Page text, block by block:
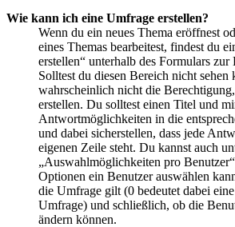
Wie kann ich eine Umfrage erstellen?
Wenn du ein neues Thema eröffnest
eines Themas bearbeitest, findest du
erstellen“ unterhalb des Formulars zur
Solltest du diesen Bereich nicht sehen
wahrscheinlich nicht die
erstellen. Du solltest einen Titel und
Antwortmöglichkeiten in die
und dabei sicherstellen, dass jede
eigenen Zeile steht. Du kannst auch
„Auswahlmöglichkeiten pro
Optionen ein Benutzer auswählen
die Umfrage gilt (0 bedeutet dabei
Umfrage) und schließlich, ob die
ändern können.